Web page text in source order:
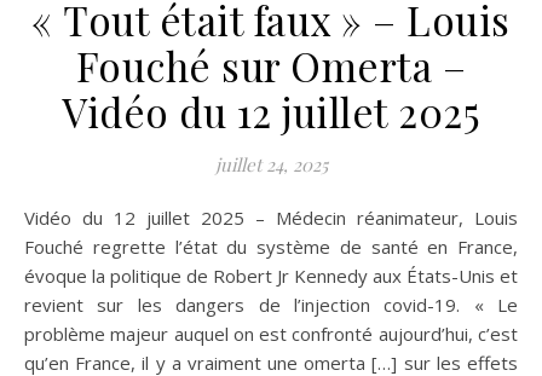
« Tout était faux » – Louis
Fouché sur Omerta –
Vidéo du 12 juillet 2025
juillet 24, 2025
Vidéo du 12 juillet 2025 – Médecin réanimateur, Louis
Fouché regrette l’état du système de santé en France,
évoque la politique de Robert Jr Kennedy aux États-Unis et
revient sur les dangers de l’injection covid-19. « Le
problème majeur auquel on est confronté aujourd’hui, c’est
qu’en France, il y a vraiment une omerta […] sur les effets